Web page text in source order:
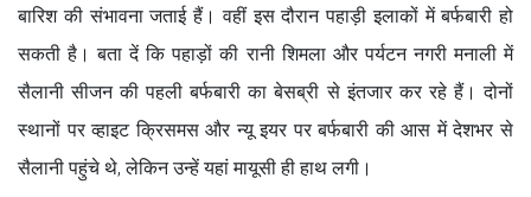
बारिश की संभावना जताई हैं। वहीं इस दौरान पहाड़ी इलाकों में बर्फबारी हो
सकती है। बता दें कि पहाड़ों की रानी शिमला और पर्यटन नगरी मनाली में
सैलानी सीजन की पहली बर्फबारी का बेसब्री से इंतजार कर रहे हैं। दोनों
स्थानों पर व्हाइट क्रिसमस और न्यू इयर पर बर्फबारी की आस में देशभर से
सैलानी पहुंचे थे, लेकिन उन्हें यहां मायूसी ही हाथ लगी।